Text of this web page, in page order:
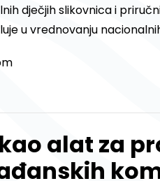
dječjih slikovnica i
u vrednovanju
alat za